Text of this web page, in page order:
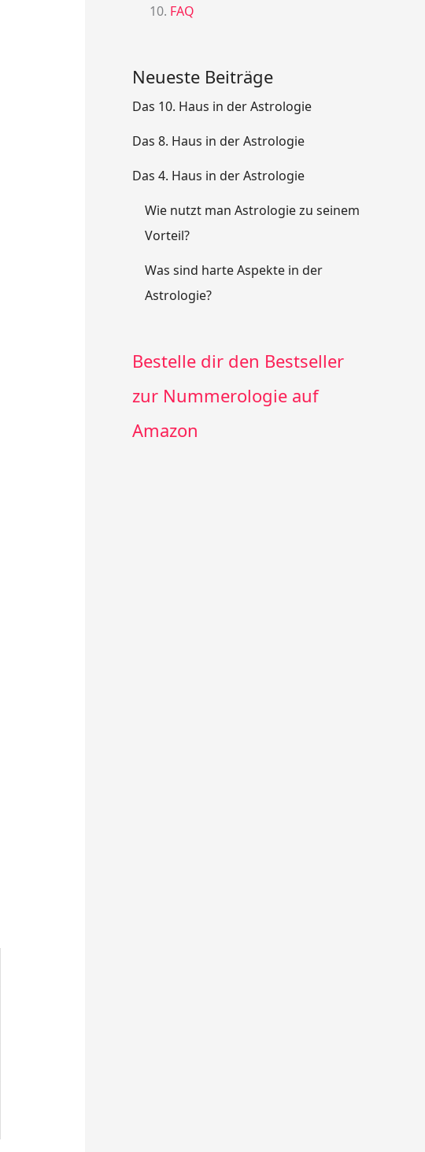
FAQ
Neueste Beiträge
Das 10. Haus in der Astrologie
Das 8. Haus in der Astrologie
Das 4. Haus in der Astrologie
Wie nutzt man Astrologie zu seinem
Vorteil?
Was sind harte Aspekte in der
Astrologie?
Bestelle dir den Bestseller
zur Nummerologie auf
Amazon